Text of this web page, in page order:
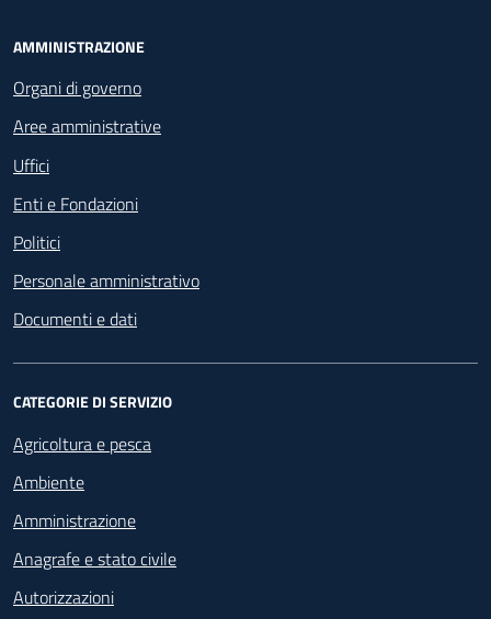
Footer - Navigazione
AMMINISTRAZIONE
Organi di governo
Aree amministrative
Uffici
Enti e Fondazioni
Politici
Personale amministrativo
Documenti e dati
CATEGORIE DI SERVIZIO
Agricoltura e pesca
Ambiente
Amministrazione
Anagrafe e stato civile
Autorizzazioni